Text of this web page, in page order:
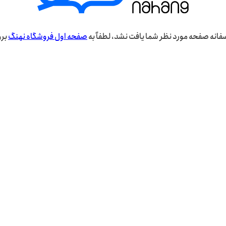
صفحه مورد نظر شما یافت نشد، لطفاً بهصفحه اول فروشگاه نهنگ